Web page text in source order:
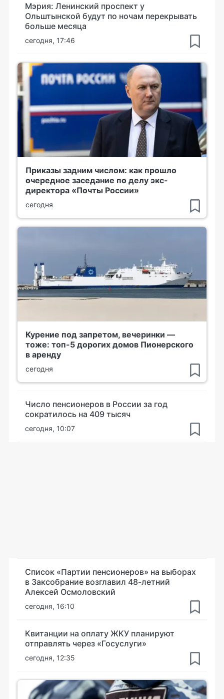
Мэрия: Ленинский проспект у
Ольштынской будут по ночам перекрывать
больше месяца
сегодня, 17:46
Приказы задним числом: как прошло
очередное заседание по делу экс-
директора «Почты России»
сегодня
Курение под запретом, вечеринки —
тоже: топ-5 дорогих домов Пионерского
в аренду
сегодня
Число пенсионеров в России за год
сократилось на 409 тысяч
сегодня, 10:07
Список «Партии пенсионеров» на выборах
в Заксобрание возглавил 48-летний
Алексей Осмоловский
сегодня, 16:10
Квитанции на оплату ЖКУ планируют
отправлять через «Госуслуги»
сегодня, 12:35